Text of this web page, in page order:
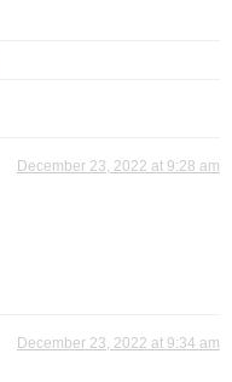
December 23, 2022 at 9:28 am
December 23, 2022 at 9:34 am